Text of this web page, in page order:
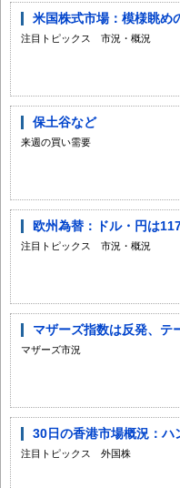
米国株式市場：模様眺め
注目トピックス 市況・概況
保土谷など
来週の買い需要
欧州為替：ドル・円は
注目トピックス 市況・概況
マザーズ指数は反発、テ
マザーズ市況
30日の香港市場概況：
注目トピックス 外国株